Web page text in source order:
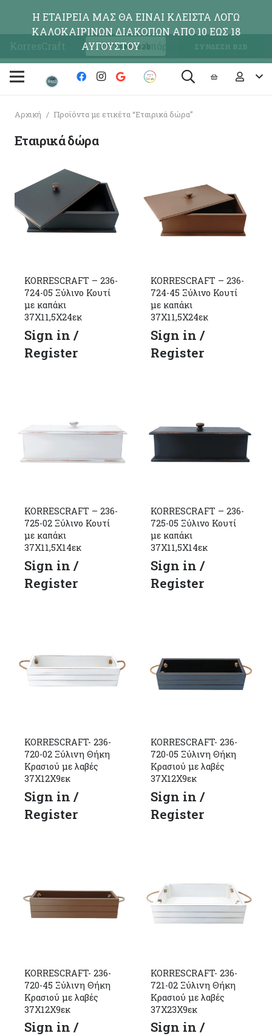
KorresCraft ΕΓΓΡΑΦΗ Β2Β ΣΥΝΔΕΣΗ Β2Β
Αρχική / Προϊόντα με ετικέτα “Εταιρικά δώρα”
Εταιρικά δώρα
KORRESCRAFT – 236-
724-05 Ξύλινο Κουτί
με καπάκι
37Χ11,5Χ24εκ
Sign in /
Register
KORRESCRAFT – 236-
724-45 Ξύλινο Κουτί
με καπάκι
37Χ11,5Χ24εκ
Sign in /
Register
KORRESCRAFT – 236-
725-02 Ξύλινο Κουτί
με καπάκι
37Χ11,5Χ14εκ
Sign in /
Register
KORRESCRAFT – 236-
725-05 Ξύλινο Κουτί
με καπάκι
37Χ11,5Χ14εκ
Sign in /
Register
KORRESCRAFT- 236-
720-02 Ξύλινη Θήκη
Κρασιού με λαβές
37Χ12Χ9εκ
Sign in /
Register
KORRESCRAFT- 236-
720-05 Ξύλινη Θήκη
Κρασιού με λαβές
37Χ12Χ9εκ
Sign in /
Register
KORRESCRAFT- 236-
720-45 Ξύλινη Θήκη
Κρασιού με λαβές
37Χ12Χ9εκ
Sign in /
KORRESCRAFT- 236-
721-02 Ξύλινη Θήκη
Κρασιού με λαβές
37Χ23Χ9εκ
Sign in /
Η ΕΤΑΙΡΕΙΑ ΜΑΣ ΘΑ ΕΙΝΑΙ ΚΛΕΙΣΤΑ ΛΟΓΩ
ΚΑΛΟΚΑΙΡΙΝΩΝ ΔΙΑΚΟΠΩΝ ΑΠΟ 10 ΕΩΣ 18
ΑΥΓΟΥΣΤΟΥΑπόρριψη